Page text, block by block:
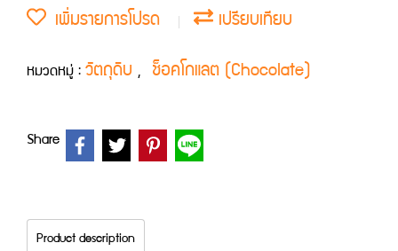
เพิ่มรายการโปรด เปรียบเทียบ
หมวดหมู่ : วัตถุดิบ , ช็อคโกแลต (Chocolate)
Share
Product description